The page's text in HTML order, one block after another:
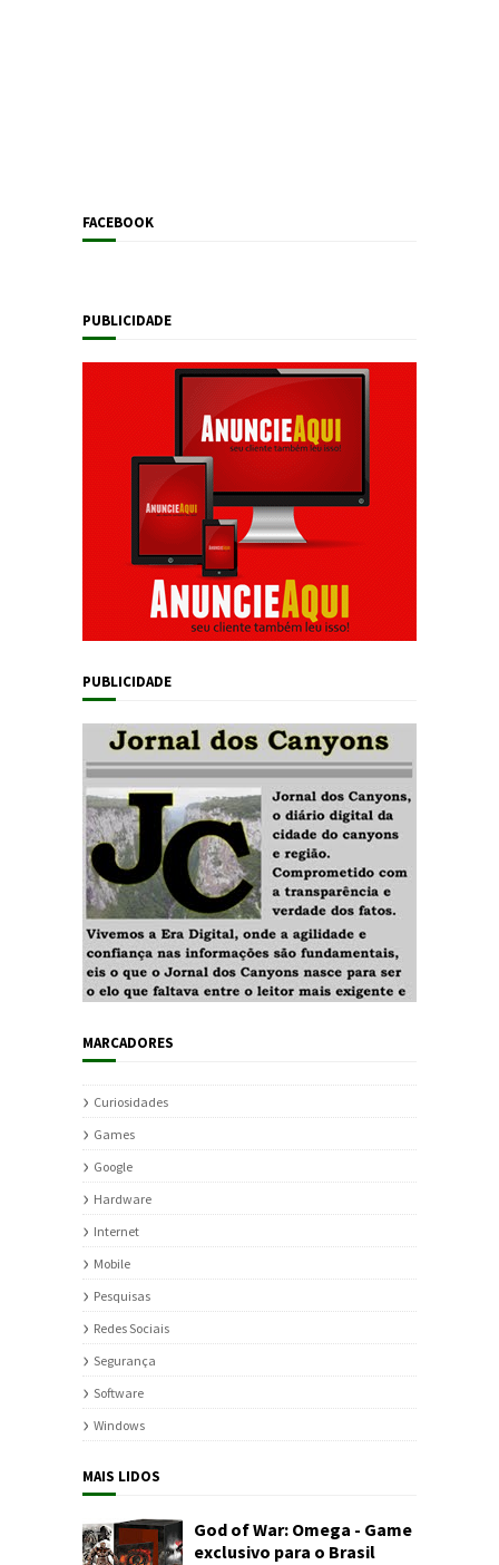
FACEBOOK
PUBLICIDADE
PUBLICIDADE
MARCADORES
Curiosidades
Games
Google
Hardware
Internet
Mobile
Pesquisas
Redes Sociais
Segurança
Software
Windows
MAIS LIDOS
God of War: Omega - Game
exclusivo para o Brasil